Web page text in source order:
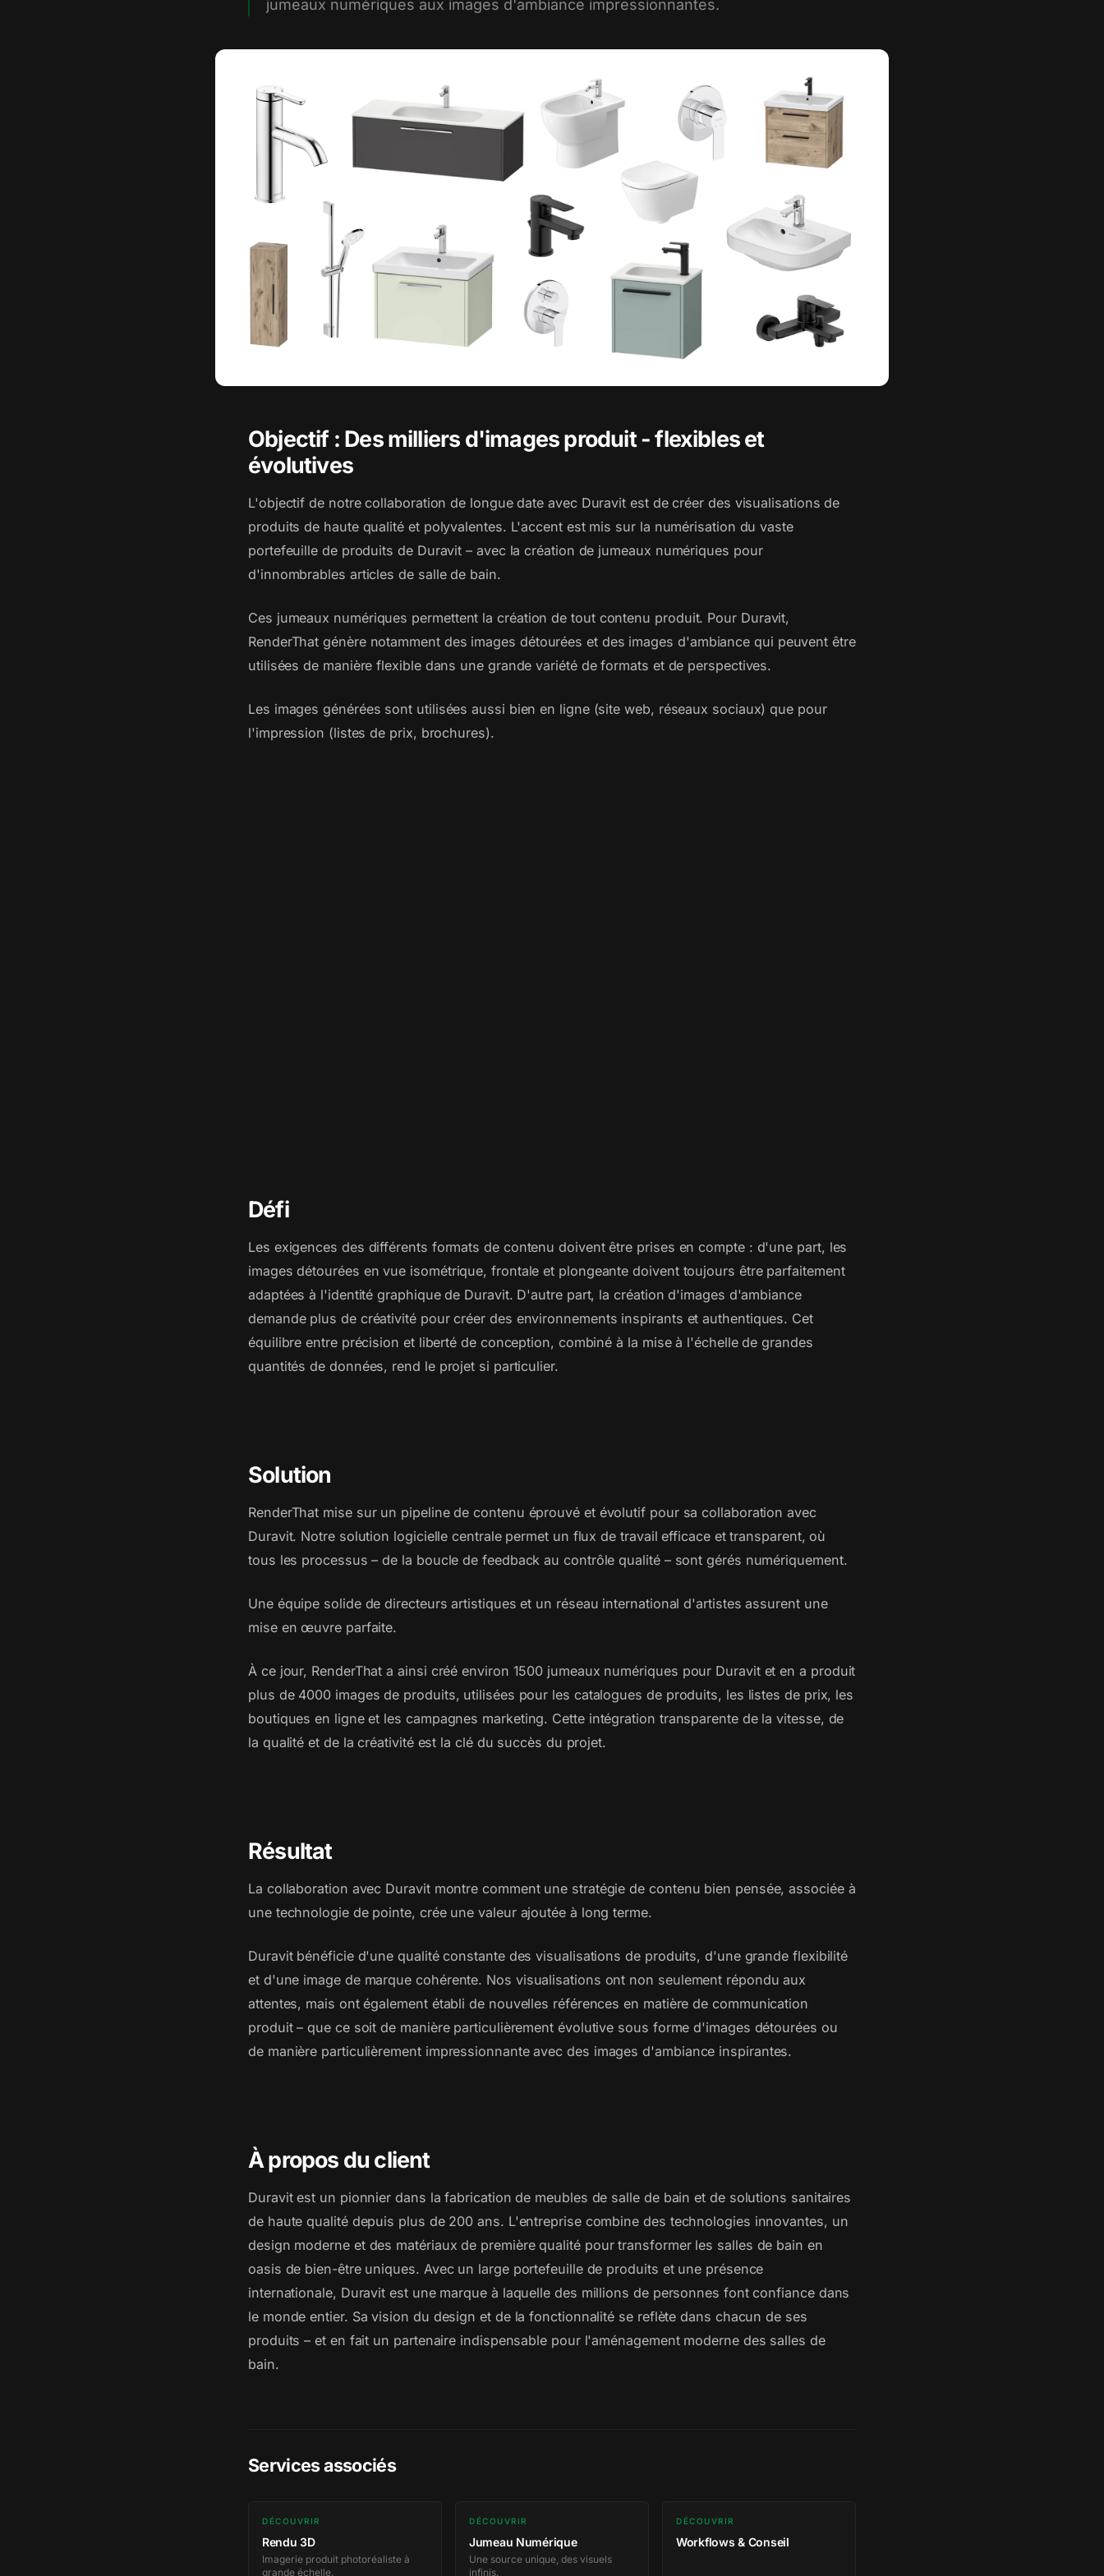
jumeaux numériques aux images d'ambiance impressionnantes.
Objectif : Des milliers d'images produit - flexibles et
évolutives
L'objectif de notre collaboration de longue date avec Duravit est de créer des visualisations de
produits de haute qualité et polyvalentes. L'accent est mis sur la numérisation du vaste
portefeuille de produits de Duravit – avec la création de jumeaux numériques pour
d'innombrables articles de salle de bain.
Ces jumeaux numériques permettent la création de tout contenu produit. Pour Duravit,
RenderThat génère notamment des images détourées et des images d'ambiance qui peuvent être
utilisées de manière flexible dans une grande variété de formats et de perspectives.
Les images générées sont utilisées aussi bien en ligne (site web, réseaux sociaux) que pour
l'impression (listes de prix, brochures).
Défi
Les exigences des différents formats de contenu doivent être prises en compte : d'une part, les
images détourées en vue isométrique, frontale et plongeante doivent toujours être parfaitement
adaptées à l'identité graphique de Duravit. D'autre part, la création d'images d'ambiance
demande plus de créativité pour créer des environnements inspirants et authentiques. Cet
équilibre entre précision et liberté de conception, combiné à la mise à l'échelle de grandes
quantités de données, rend le projet si particulier.
Solution
RenderThat mise sur un pipeline de contenu éprouvé et évolutif pour sa collaboration avec
Duravit. Notre solution logicielle centrale permet un flux de travail efficace et transparent, où
tous les processus – de la boucle de feedback au contrôle qualité – sont gérés numériquement.
Une équipe solide de directeurs artistiques et un réseau international d'artistes assurent une
mise en œuvre parfaite.
À ce jour, RenderThat a ainsi créé environ 1500 jumeaux numériques pour Duravit et en a produit
plus de 4000 images de produits, utilisées pour les catalogues de produits, les listes de prix, les
boutiques en ligne et les campagnes marketing. Cette intégration transparente de la vitesse, de
la qualité et de la créativité est la clé du succès du projet.
Résultat
La collaboration avec Duravit montre comment une stratégie de contenu bien pensée, associée à
une technologie de pointe, crée une valeur ajoutée à long terme.
Duravit bénéficie d'une qualité constante des visualisations de produits, d'une grande flexibilité
et d'une image de marque cohérente. Nos visualisations ont non seulement répondu aux
attentes, mais ont également établi de nouvelles références en matière de communication
produit – que ce soit de manière particulièrement évolutive sous forme d'images détourées ou
de manière particulièrement impressionnante avec des images d'ambiance inspirantes.
À propos du client
Duravit est un pionnier dans la fabrication de meubles de salle de bain et de solutions sanitaires
de haute qualité depuis plus de 200 ans. L'entreprise combine des technologies innovantes, un
design moderne et des matériaux de première qualité pour transformer les salles de bain en
oasis de bien-être uniques. Avec un large portefeuille de produits et une présence
internationale, Duravit est une marque à laquelle des millions de personnes font confiance dans
le monde entier. Sa vision du design et de la fonctionnalité se reflète dans chacun de ses
produits – et en fait un partenaire indispensable pour l'aménagement moderne des salles de
bain.
Services associés
DÉCOUVRIR
Rendu 3D
Imagerie produit photoréaliste à
grande échelle.
DÉCOUVRIR
Jumeau Numérique
Une source unique, des visuels
infinis.
DÉCOUVRIR
Workflows & Conseil